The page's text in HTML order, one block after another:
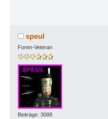
speul
Foren-Veteran
Beiträge: 3088